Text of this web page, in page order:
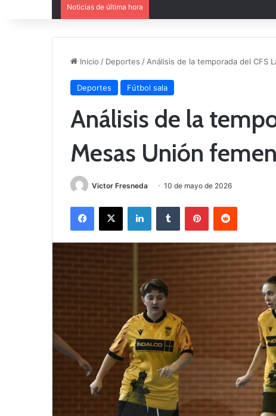
Noticias de última hora
Inicio / Deportes / Análisis de la temporada del CFS
Deportes Fútbol sala
Análisis de la
Mesas Unión
Victor Fresneda 10 de mayo de 2026